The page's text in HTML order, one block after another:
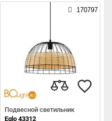
170797
Подвесной светильник
Eglo 43312